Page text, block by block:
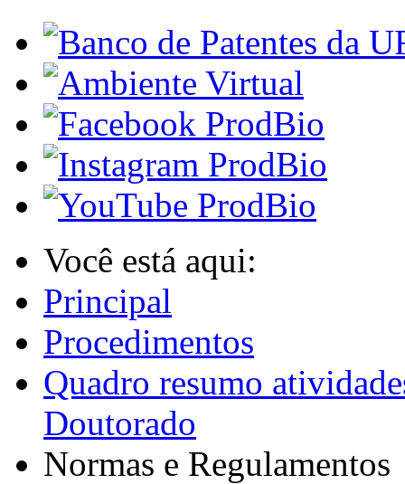
Você está aqui:
Principal
Procedimentos
Quadro resumo
Doutorado
Normas e Regulamentos